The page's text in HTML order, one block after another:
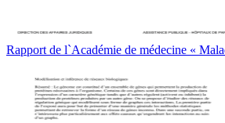
Rapport de l`Académie de médecine «